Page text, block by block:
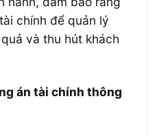
chính để quản lý
và thu hút khách
án tài chính thông